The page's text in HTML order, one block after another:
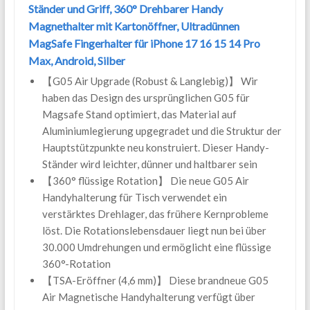
Ständer und Griff, 360° Drehbarer Handy
Magnethalter mit Kartonöffner, Ultradünnen
MagSafe Fingerhalter für iPhone 17 16 15 14 Pro
Max, Android, Silber
【G05 Air Upgrade (Robust & Langlebig)】 Wir
haben das Design des ursprünglichen G05 für
Magsafe Stand optimiert, das Material auf
Aluminiumlegierung upgegradet und die Struktur der
Hauptstützpunkte neu konstruiert. Dieser Handy-
Ständer wird leichter, dünner und haltbarer sein
【360° flüssige Rotation】 Die neue G05 Air
Handyhalterung für Tisch verwendet ein
verstärktes Drehlager, das frühere Kernprobleme
löst. Die Rotationslebensdauer liegt nun bei über
30.000 Umdrehungen und ermöglicht eine flüssige
360°-Rotation
【TSA-Eröffner (4,6 mm)】 Diese brandneue G05
Air Magnetische Handyhalterung verfügt über